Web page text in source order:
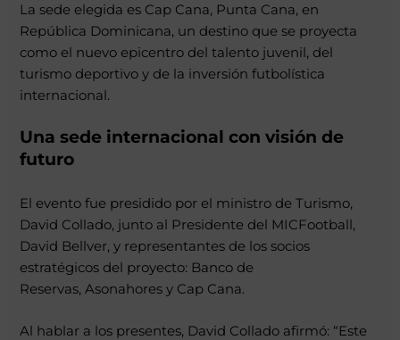
La sede elegida es Cap Cana, Punta Cana, en
República Dominicana, un destino que se proyecta
como el nuevo epicentro del talento juvenil, del
turismo deportivo y de la inversión futbolística
internacional.
Una sede internacional con visión de
futuro
El evento fue presidido por el ministro de Turismo,
David Collado, junto al Presidente del MICFootball,
David Bellver, y representantes de los socios
estratégicos del proyecto: Banco de
Reservas, Asonahores y Cap Cana.
Al hablar a los presentes, David Collado afirmó: “Este